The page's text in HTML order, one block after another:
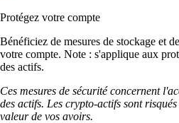
Protégez votre compte
Bénéficiez de mesures de stockage et
votre compte. Note : s'applique aux
des actifs.
Ces mesures de sécurité concernent
des actifs. Les crypto-actifs sont
valeur de vos avoirs.